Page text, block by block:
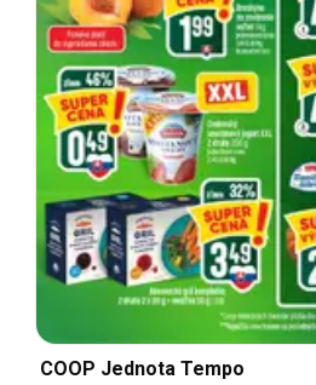
COOP Jednota Tempo